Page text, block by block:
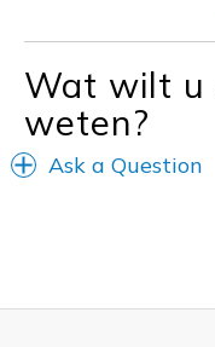
Wat wilt u
weten?
Ask a Question